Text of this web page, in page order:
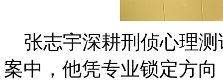
张志宇深耕刑侦心理测
案中，他凭专业锁定方